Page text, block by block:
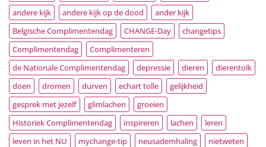
andere kijk
andere kijk op de dood
ander kijk
Belgische Complimentendag
CHANGE-Day
changetips
Complimentendag
Complimenteren
de Nationale Complimentendag
depressie dieren
dierentolk
doen
dromen durven echart tolle
gelijkheid
gesprek met jezelf
glimlachen
groeien
Historiek Complimentendag
inspireren lachen
leren
leven in het NU
mychange-tip neusademhaling
nietweten